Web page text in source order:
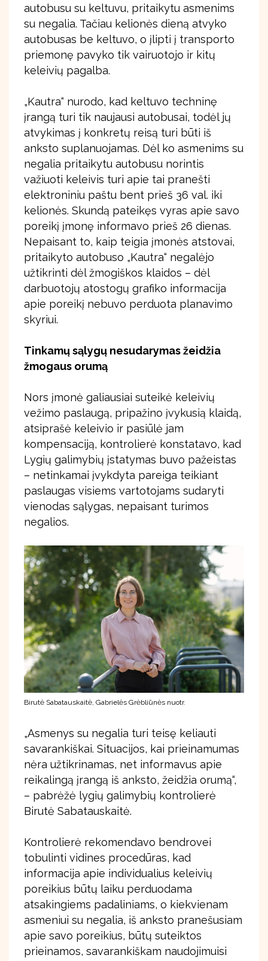
autobusu su keltuvu, pritaikytu asmenims
su negalia. Tačiau kelionės dieną atvyko
autobusas be keltuvo, o įlipti į transporto
priemonę pavyko tik vairuotojo ir kitų
keleivių pagalba.
„Kautra“ nurodo, kad keltuvo techninę
įrangą turi tik naujausi autobusai, todėl jų
atvykimas į konkretų reisą turi būti iš
anksto suplanuojamas. Dėl ko asmenims su
negalia pritaikytu autobusu norintis
važiuoti keleivis turi apie tai pranešti
elektroniniu paštu bent prieš 36 val. iki
kelionės. Skundą pateikęs vyras apie savo
poreikį įmonę informavo prieš 26 dienas.
Nepaisant to, kaip teigia įmonės atstovai,
pritaikyto autobuso „Kautra“ negalėjo
užtikrinti dėl žmogiškos klaidos – dėl
darbuotojų atostogų grafiko informacija
apie poreikį nebuvo perduota planavimo
skyriui.
Tinkamų sąlygų nesudarymas žeidžia
žmogaus orumą
Nors įmonė galiausiai suteikė keleivių
vežimo paslaugą, pripažino įvykusią klaidą,
atsiprašė keleivio ir pasiūlė jam
kompensaciją, kontrolierė konstatavo, kad
Lygių galimybių įstatymas buvo pažeistas
– netinkamai įvykdyta pareiga teikiant
paslaugas visiems vartotojams sudaryti
vienodas sąlygas, nepaisant turimos
negalios.
Birutė Sabatauskaitė, Gabrielės Grėbliūnės nuotr.
„Asmenys su negalia turi teisę keliauti
savarankiškai. Situacijos, kai prieinamumas
nėra užtikrinamas, net informavus apie
reikalingą įrangą iš anksto, žeidžia orumą“,
– pabrėžė lygių galimybių kontrolierė
Birutė Sabatauskaitė.
Kontrolierė rekomendavo bendrovei
tobulinti vidines procedūras, kad
informacija apie individualius keleivių
poreikius būtų laiku perduodama
atsakingiems padaliniams, o kiekvienam
asmeniui su negalia, iš anksto pranešusiam
apie savo poreikius, būtų suteiktos
prieinamos, savarankiškam naudojimuisi